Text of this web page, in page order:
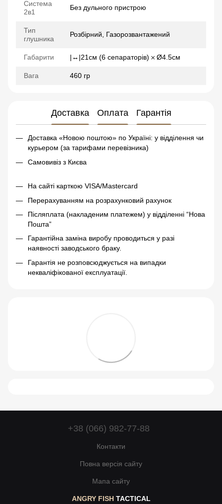
Система
2в1
Без дульного пристрою
Тип
глушника
Розбірний, Газорозвантажений
Габарити |↔|21см (6 сепараторів) 𐄂 Ø4.5см
Вага 460 гр
Доставка Оплата Гарантія
Доставка «Новою поштою» по Україні: у відділення чи
курьером (за тарифами перевізника)
Самовивіз з Києва
На сайті карткою VISA/Mastercard
Перерахуванням на розрахунковий рахунок
Післяплата (накладеним платежем) у відділенні “Нова
Пошта”
Гарантійна заміна виробу проводиться у разі
наявності заводського браку.
Гарантія не розповсюджується на випадки
некваліфікованої експлуатації.
+38 (066) 982-77-88
Контакти
Повна версія сайту
Мапа сайту
ANGRY FISH TACTICAL